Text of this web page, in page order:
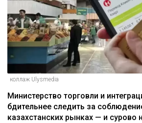
коллаж Ulysmedia
Министерство торговли и
бдительнее следить за
казахстанских рынках — и сурово